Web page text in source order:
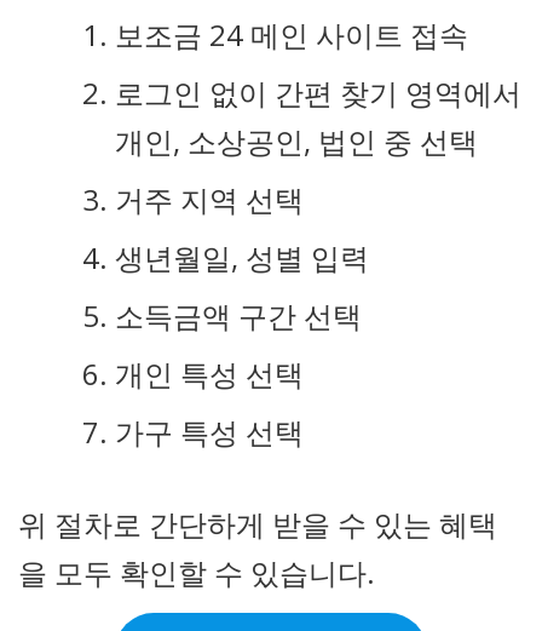
보조금 24 메인 사이트 접속
로그인 없이 간편 찾기 영역에서
개인, 소상공인, 법인 중 선택
거주 지역 선택
생년월일, 성별 입력
소득금액 구간 선택
개인 특성 선택
가구 특성 선택
위 절차로 간단하게 받을 수 있는 혜택
을 모두 확인할 수 있습니다.